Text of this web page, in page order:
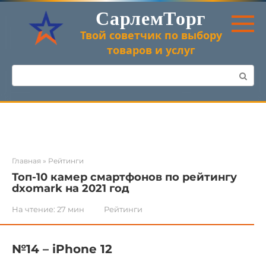
Перейти
контенту
СарлемТорг
Твой советчик по выбору
товаров и услуг
Поиск:
Главная » Рейтинги
Топ-10 камер смартфонов по рейтингу
dxomark на 2021 год
На чтение: 27 мин Рейтинги
№14 – iPhone 12